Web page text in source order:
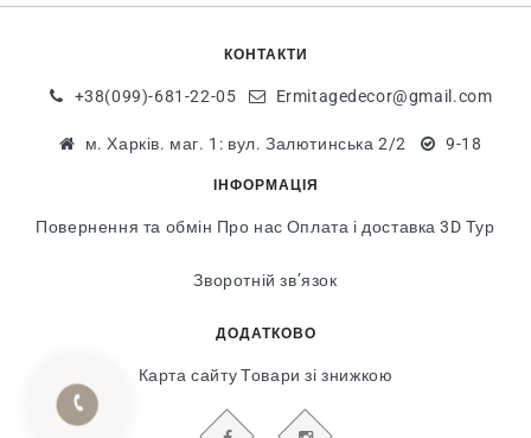
КОНТАКТИ
+38(099)-681-22-05 Ermitagedecor@gmail.com
м. Харків. маг. 1: вул. Залютинська 2/2 9-18
ІНФОРМАЦІЯ
Повернення та обмін Про нас Оплата і доставка 3D Тур
Зворотній зв’язок
ДОДАТКОВО
Карта сайту Товари зі знижкою